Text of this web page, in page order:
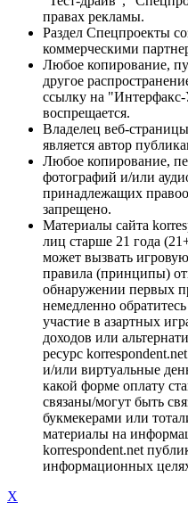
правах рекламы.
Раздел Спецпроекты
коммерческими
Любое копирование,
другое
ссылку на
воспрещается.
Владелец веб-
является автор
Любое копирование,
фотографий и/или
принадлежащих
запрещено.
Материалы сайта
лиц старше 21 года
может вызвать
правила (принципы)
обнаружении первых
немедленно
участие в азартных
доходов или
ресурс
и/или виртуальные
какой форме оплату
связаны/могут быть
букмекерами или
материалы на
korrespondent.net
информационных
X